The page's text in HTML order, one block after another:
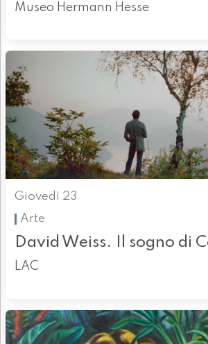
Museo Hermann Hesse
Giovedì 23
Arte
David Weiss. Il sogno di
LAC